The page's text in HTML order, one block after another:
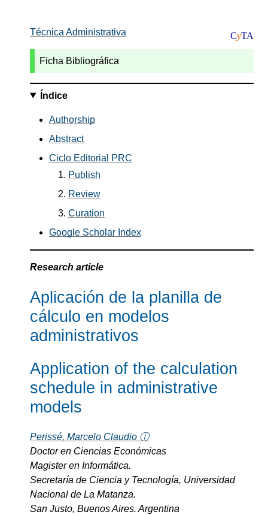
CyTA
Técnica Administrativa
Ficha Bibliográfica
Índice
Authorship
Abstract
Ciclo Editorial PRC
Publish
Review
Curation
Google Scholar Index
Research article
Aplicación de la planilla de
cálculo en modelos
administrativos
Application of the calculation
schedule in administrative
models
Perissé, Marcelo Claudio ⓘ
Doctor en Ciencias Económicas
Magister en Informática.
Secretaría de Ciencia y Tecnología, Universidad
Nacional de La Matanza.
San Justo, Buenos Aires. Argentina